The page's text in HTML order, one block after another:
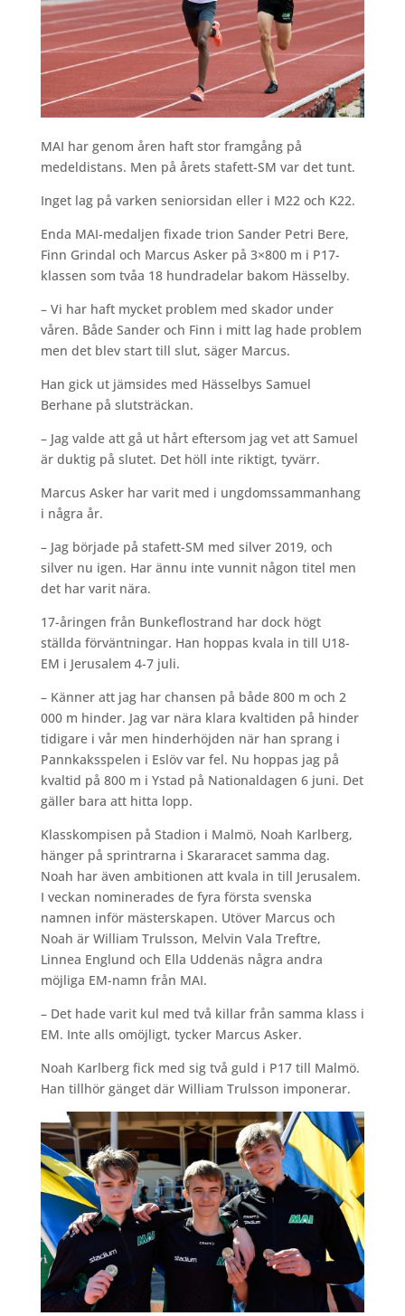
MAI har genom åren haft stor framgång på
medeldistans. Men på årets stafett-SM var det tunt.
Inget lag på varken seniorsidan eller i M22 och K22.
Enda MAI-medaljen fixade trion Sander Petri Bere,
Finn Grindal och Marcus Asker på 3×800 m i P17-
klassen som tvåa 18 hundradelar bakom Hässelby.
– Vi har haft mycket problem med skador under
våren. Både Sander och Finn i mitt lag hade problem
men det blev start till slut, säger Marcus.
Han gick ut jämsides med Hässelbys Samuel
Berhane på slutsträckan.
– Jag valde att gå ut hårt eftersom jag vet att Samuel
är duktig på slutet. Det höll inte riktigt, tyvärr.
Marcus Asker har varit med i ungdomssammanhang
i några år.
– Jag började på stafett-SM med silver 2019, och
silver nu igen. Har ännu inte vunnit någon titel men
det har varit nära.
17-åringen från Bunkeflostrand har dock högt
ställda förväntningar. Han hoppas kvala in till U18-
EM i Jerusalem 4-7 juli.
– Känner att jag har chansen på både 800 m och 2
000 m hinder. Jag var nära klara kvaltiden på hinder
tidigare i vår men hinderhöjden när han sprang i
Pannkaksspelen i Eslöv var fel. Nu hoppas jag på
kvaltid på 800 m i Ystad på Nationaldagen 6 juni. Det
gäller bara att hitta lopp.
Klasskompisen på Stadion i Malmö, Noah Karlberg,
hänger på sprintrarna i Skararacet samma dag.
Noah har även ambitionen att kvala in till Jerusalem.
I veckan nominerades de fyra första svenska
namnen inför mästerskapen. Utöver Marcus och
Noah är William Trulsson, Melvin Vala Treftre,
Linnea Englund och Ella Uddenäs några andra
möjliga EM-namn från MAI.
– Det hade varit kul med två killar från samma klass i
EM. Inte alls omöjligt, tycker Marcus Asker.
Noah Karlberg fick med sig två guld i P17 till Malmö.
Han tillhör gänget där William Trulsson imponerar.